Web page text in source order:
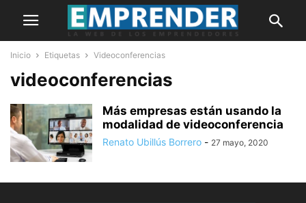
Inicio Etiquetas Videoconferencias
videoconferencias
Más empresas están usando la
modalidad de videoconferencia
Renato Ubillús Borrero - 27 mayo, 2020